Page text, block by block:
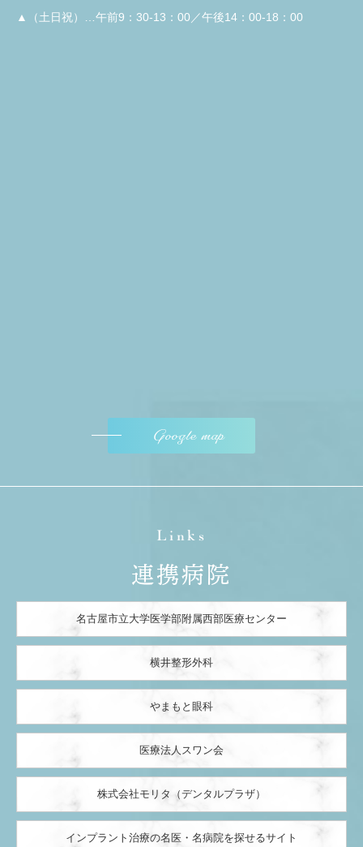
▲（土日祝）…午前9：30-13：00／午後14：00-18：00
Google map
Links
連携病院
名古屋市立大学医学部附属西部医療センター
横井整形外科
やまもと眼科
医療法人スワン会
株式会社モリタ（デンタルプラザ）
インプラント治療の名医・名病院を探せるサイト